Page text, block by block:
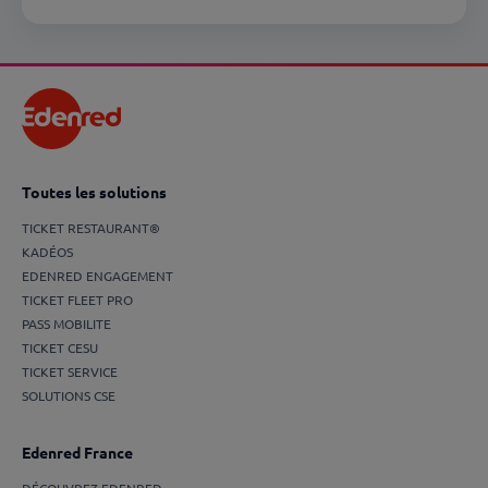
Toutes les solutions
TICKET RESTAURANT®
KADÉOS
EDENRED ENGAGEMENT
TICKET FLEET PRO
PASS MOBILITE
TICKET CESU
TICKET SERVICE
SOLUTIONS CSE
Edenred France